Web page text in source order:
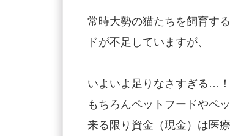
常時大勢の猫たちを飼育す
ドが不足していますが、
いよいよ足りなさすぎる…！
もちろんペットフードやペ
来る限り資金（現金）は医